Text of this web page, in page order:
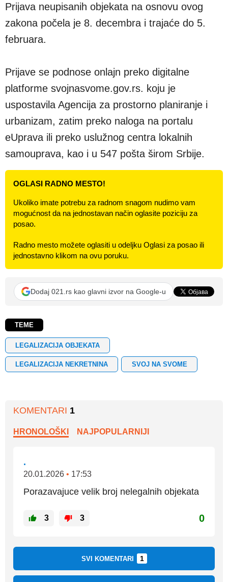
Prijava neupisanih objekata na osnovu ovog
zakona počela je 8. decembra i trajaće do 5.
februara.
Prijave se podnose onlajn preko digitalne
platforme svojnasvome.gov.rs. koju je
uspostavila Agencija za prostorno planiranje i
urbanizam, zatim preko naloga na portalu
eUprava ili preko uslužnog centra lokalnih
samouprava, kao i u 547 pošta širom Srbije.
OGLASI RADNO MESTO!
Ukoliko imate potrebu za radnom snagom nudimo vam
mogućnost da na jednostavan način oglasite poziciju za
posao.
Radno mesto možete oglasiti u odeljku Oglasi za posao ili
jednostavno klikom na ovu poruku.
Dodaj 021.rs kao glavni izvor na Google-u
TEME
LEGALIZACIJA OBJEKATA
LEGALIZACIJA NEKRETNINA SVOJ NA SVOME
KOMENTARI 1
HRONOLOŠKI NAJPOPULARNIJI
.
20.01.2026 • 17:53
Porazavajuce velik broj nelegalnih objekata
3 3 0
SVI KOMENTARI 1